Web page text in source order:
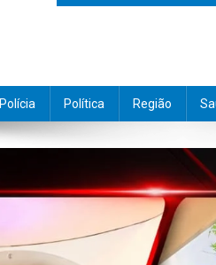
Polícia Política Região